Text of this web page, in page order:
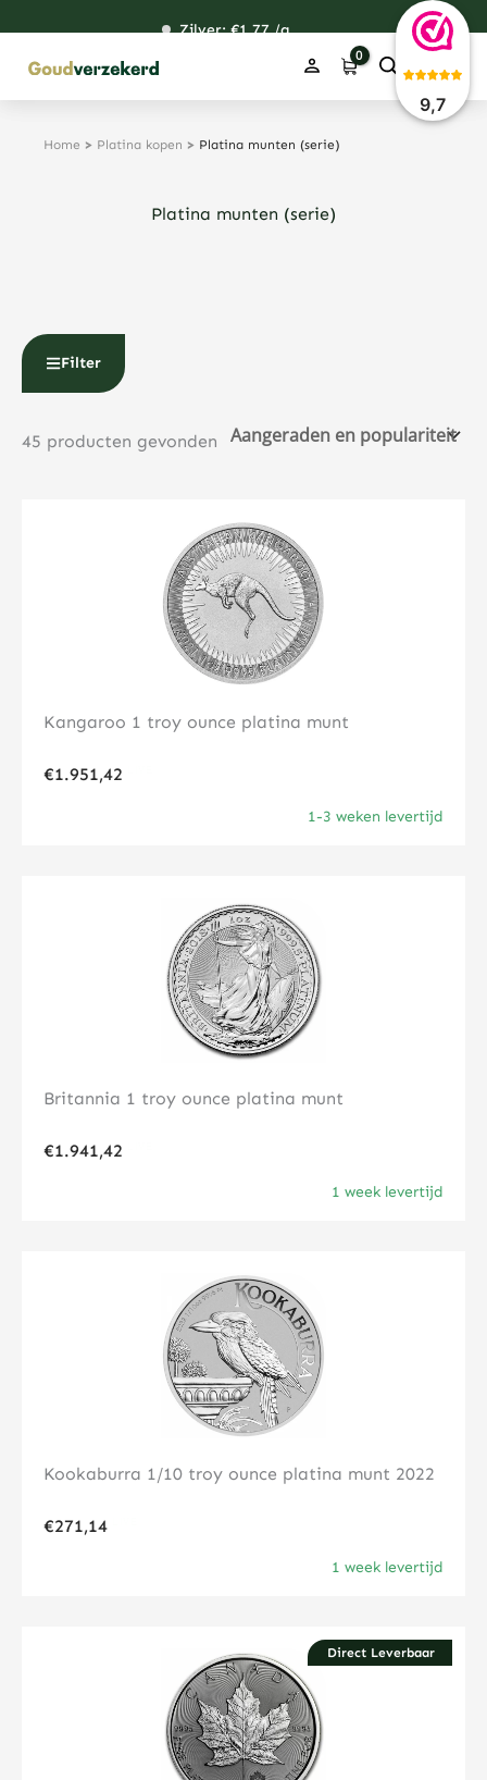
9,7
inhoud
120,76
Zilver: €1,77/g
48,67
38,39
Home > Platina kopen > Platina munten (serie)
Platina munten (serie)
Filter
45 producten gevonden
Kangaroo 1 troy ounce platina munt
€1.951,42
1-3 weken levertijd
Klik hier
Britannia 1 troy ounce platina munt
€1.941,42
1 week levertijd
Klik hier
Kookaburra 1/10 troy ounce platina munt 2022
€271,14
1 week levertijd
Klik hier
Direct Leverbaar
Klik hier